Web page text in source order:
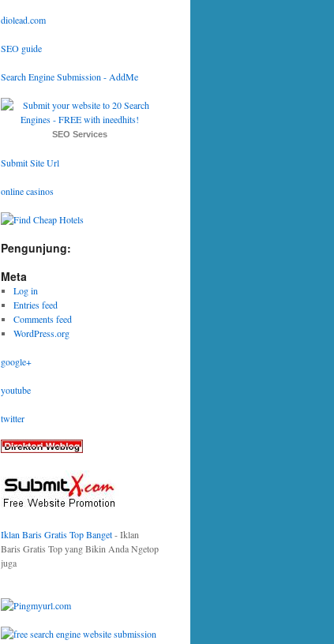
diolead.com
SEO guide
Search Engine Submission - AddMe
SEO Services
Submit Site Url
online casinos
Pengunjung:
Meta
Log in
Entries feed
Comments feed
WordPress.org
google+
youtube
twitter
Iklan Baris Gratis Top Banget- Iklan
Baris Gratis Top yang Bikin Anda Ngetop
juga